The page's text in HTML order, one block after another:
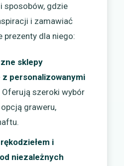
sposobów, gdzie
i zamawiać
prezenty dla niego:
sklepy
personalizowanymi
Oferują szeroki wybór
graweru,
i
niezależnych